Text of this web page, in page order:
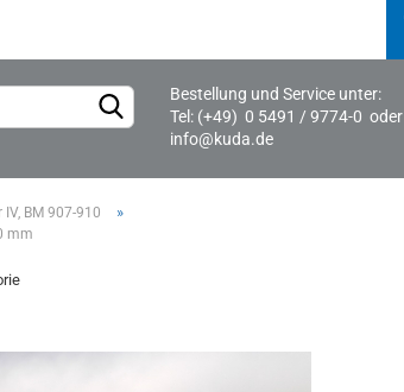
Lieferland
Bestellung und Service unter:
Tel: (+49) 0 5491 / 9774-0 oder
info@kuda.de
IV, BM 907-910 »
mm